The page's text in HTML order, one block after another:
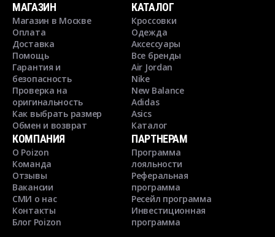
МАГАЗИН
Магазин в Москве
Оплата
Доставка
Помощь
Гарантия и
безопасность
Проверка на
оригинальность
Как выбрать размер
Обмен и возврат
КАТАЛОГ
Кроссовки
Одежда
Аксессуары
Все бренды
Air Jordan
Nike
New Balance
Adidas
Asics
Каталог
КОМПАНИЯ
О Poizon
Команда
Отзывы
Вакансии
СМИ о нас
Контакты
Блог Poizon
ПАРТНЕРАМ
Программа
лояльности
Реферальная
программа
Ресейл программа
Инвестиционная
программа